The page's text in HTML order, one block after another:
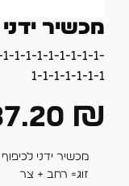
מכשיר
1-1-1-1-1-1-1-1-
1-1-1-1-1-1-1
₪
מכשיר ידני
זוג= רחב + צר